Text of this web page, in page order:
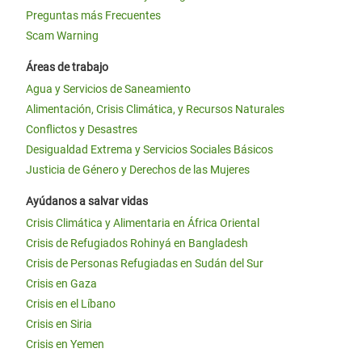
Preguntas más Frecuentes
Scam Warning
Áreas de trabajo
Agua y Servicios de Saneamiento
Alimentación, Crisis Climática, y Recursos Naturales
Conflictos y Desastres
Desigualdad Extrema y Servicios Sociales Básicos
Justicia de Género y Derechos de las Mujeres
Ayúdanos a salvar vidas
Crisis Climática y Alimentaria en África Oriental
Crisis de Refugiados Rohinyá en Bangladesh
Crisis de Personas Refugiadas en Sudán del Sur
Crisis en Gaza
Crisis en el Líbano
Crisis en Siria
Crisis en Yemen